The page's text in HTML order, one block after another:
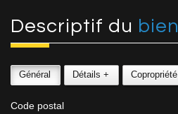
descriptif du bien
Général Détails + Copropriété
Code postal